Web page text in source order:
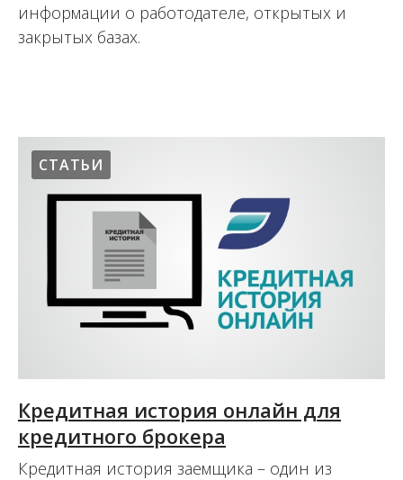
информации о работодателе, открытых и
закрытых базах.
СТАТЬИ
Кредитная история онлайн для
кредитного брокера
Кредитная история заемщика – один из